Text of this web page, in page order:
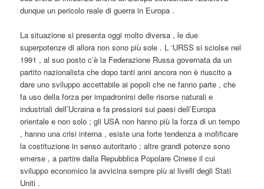
dunque un pericolo reale di guerra in Europa .
La situazione si presenta oggi molto diversa , le due
superpotenze di allora non sono più sole . L ‘URSS si sciolse nel
1991 , al suo posto c’è la Federazione Russa governata da un
partito nazionalista che dopo tanti anni ancora non è riuscito a
dare uno sviluppo accettabile ai popoli che ne fanno parte , che
fa uso della forza per impadronirsi delle risorse naturali e
industriali dell’Ucraina e fa pressioni sui paesi dell’Europa
orientale e non solo ; gli USA non hanno più la forza di un tempo
, hanno una crisi interna , esiste una forte tendenza a mofificare
la costituzione in senso autoritario ; altre grandi potenze sono
emerse , a partire dalla Repubblica Popolare Cinese il cui
sviluppo economico la avvicina sempre più ai livelli degli Stati
Uniti .